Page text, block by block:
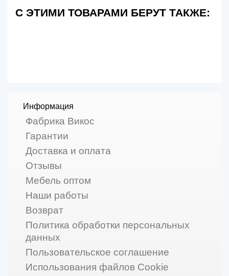
С ЭТИМИ ТОВАРАМИ БЕРУТ ТАКЖЕ:
Информация
Фабрика Викос
Гарантии
Доставка и оплата
Отзывы
Мебель оптом
Наши работы
Возврат
Политика обработки персональных
данных
Пользовательское соглашение
Использования файлов Cookie